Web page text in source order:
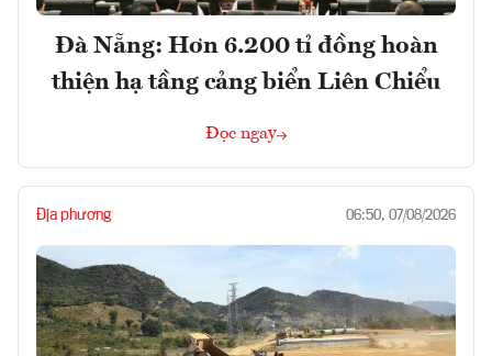
Đà Nẵng: Hơn 6.200 tỉ đồng hoàn
thiện hạ tầng cảng biển Liên Chiểu
Đọc ngay
Địa phương 06:50, 07/08/2026